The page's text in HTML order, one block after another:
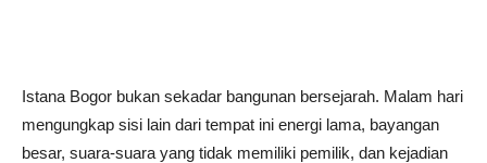
Istana Bogor bukan sekadar bangunan bersejarah. Malam hari
mengungkap sisi lain dari tempat ini energi lama, bayangan
besar, suara-suara yang tidak memiliki pemilik, dan kejadian